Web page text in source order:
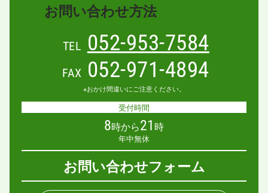
お問い合わせ方法
TEL 052-953-7584
FAX 052-971-4894
※おかけ間違いにご注意ください。
受付時間
8時から21 時
年中無休
お問い合わせフォーム